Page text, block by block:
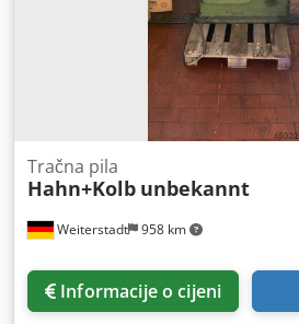
Weiterstadt 958 km
Tračna pila
Hahn+Kolb unbekannt
Informacije o cijeni